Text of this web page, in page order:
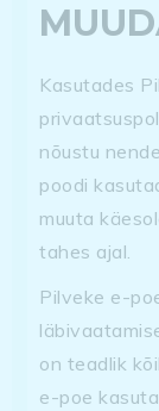
Kasutades
nõustu
poodi
muuta
tahes ajal.
Pilveke e-
on teadlik
e-poe